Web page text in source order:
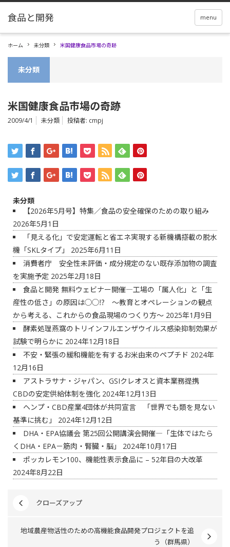
menu
ホーム 未分類 米国健康食品市場の奇跡
未分類
米国健康食品市場の奇跡
2009/4/1 未分類 投稿者: cmpj
未分類
【2026年5月号】特集／食品の安全確保のための取り組み
2026年5月1日
「見える化」で安定運転と省エネ実現する新機構搭載の脱水
機「SKLタイプ」
2025年6月11日
消費者庁 安全性未評価・成分規定のない既存添加物の調査
を実施予定 2025年2月18日
食品と開発 無料ウェビナー開催―工場の「属人化」と「生
産性の低さ」の原因は◯◯⁉ ～教育とオペレーションの観点
から考える、これからの食品現場のつくり方～ 2025年1月9日
酵素処理燕窩のトリインフルエンザウイルス感染抑制効果が
試験で明らかに 2024年12月18日
不安・緊張の緩和機能を有するお米由来のペプチド 2024年
12月16日
アストラサナ・ジャパン、GSIクレオスと資本業務提携
CBDの安定供給体制を強化 2024年12月13日
ヘンプ・CBD産業4団体が共同宣言 「世界でも類を見ない
基準に挑む」
2024年12月12日
DHA・EPA協議会 第25回公開講演会開催―「生体ではたら
くDHA・EPA－筋肉・腎臓・脳」
2024年10月17日
ポッカレモン100、機能性表示食品に – 52年目の大改革
2024年8月22日
クローズアップ
地域農産物活性のための高機能食品開発プロジェクトを追
う（群馬県）